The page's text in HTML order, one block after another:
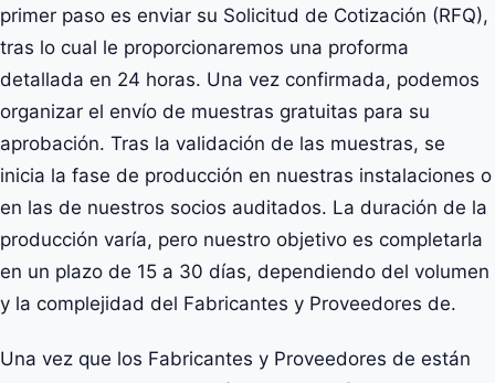
primer paso es enviar su Solicitud de Cotización (RFQ),
tras lo cual le proporcionaremos una proforma
detallada en 24 horas. Una vez confirmada, podemos
organizar el envío de muestras gratuitas para su
aprobación. Tras la validación de las muestras, se
inicia la fase de producción en nuestras instalaciones o
en las de nuestros socios auditados. La duración de la
producción varía, pero nuestro objetivo es completarla
en un plazo de 15 a 30 días, dependiendo del volumen
y la complejidad del Fabricantes y Proveedores de.
Una vez que los Fabricantes y Proveedores de están